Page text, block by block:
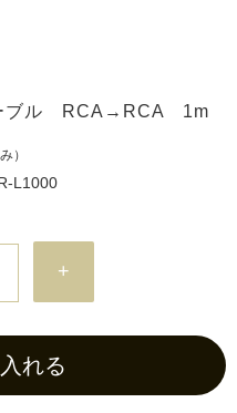
ーブル RCA→RCA 1m
）
L1000
+
れる